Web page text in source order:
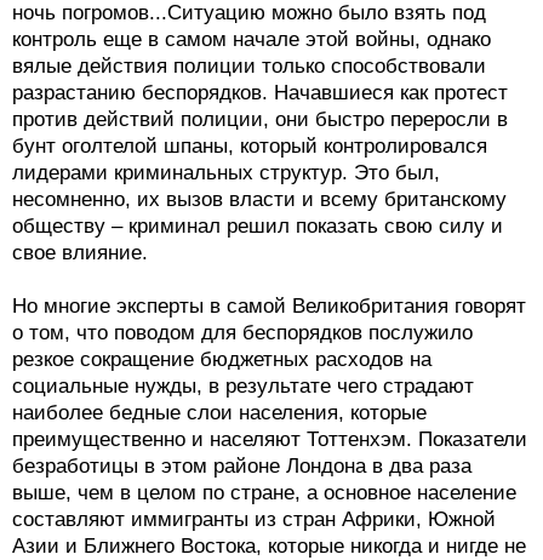
ночь погромов...Ситуацию можно было взять под
контроль еще в самом начале этой войны, однако
вялые действия полиции только способствовали
разрастанию беспорядков. Начавшиеся как протест
против действий полиции, они быстро переросли в
бунт оголтелой шпаны, который контролировался
лидерами криминальных структур. Это был,
несомненно, их вызов власти и всему британскому
обществу – криминал решил показать свою силу и
свое влияние.
Но многие эксперты в самой Великобритания говорят
о том, что поводом для беспорядков послужило
резкое сокращение бюджетных расходов на
социальные нужды, в результате чего страдают
наиболее бедные слои населения, которые
преимущественно и населяют Тоттенхэм. Показатели
безработицы в этом районе Лондона в два раза
выше, чем в целом по стране, а основное население
составляют иммигранты из стран Африки, Южной
Азии и Ближнего Востока, которые никогда и нигде не